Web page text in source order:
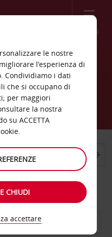
Menù
Ste
diversa
AL GIORNO
le nostre
l’esperienza di
Condividiamo i dati
che si occupano di
per maggiori
la nostra
su ACCETTA
CHIUDI
accettare